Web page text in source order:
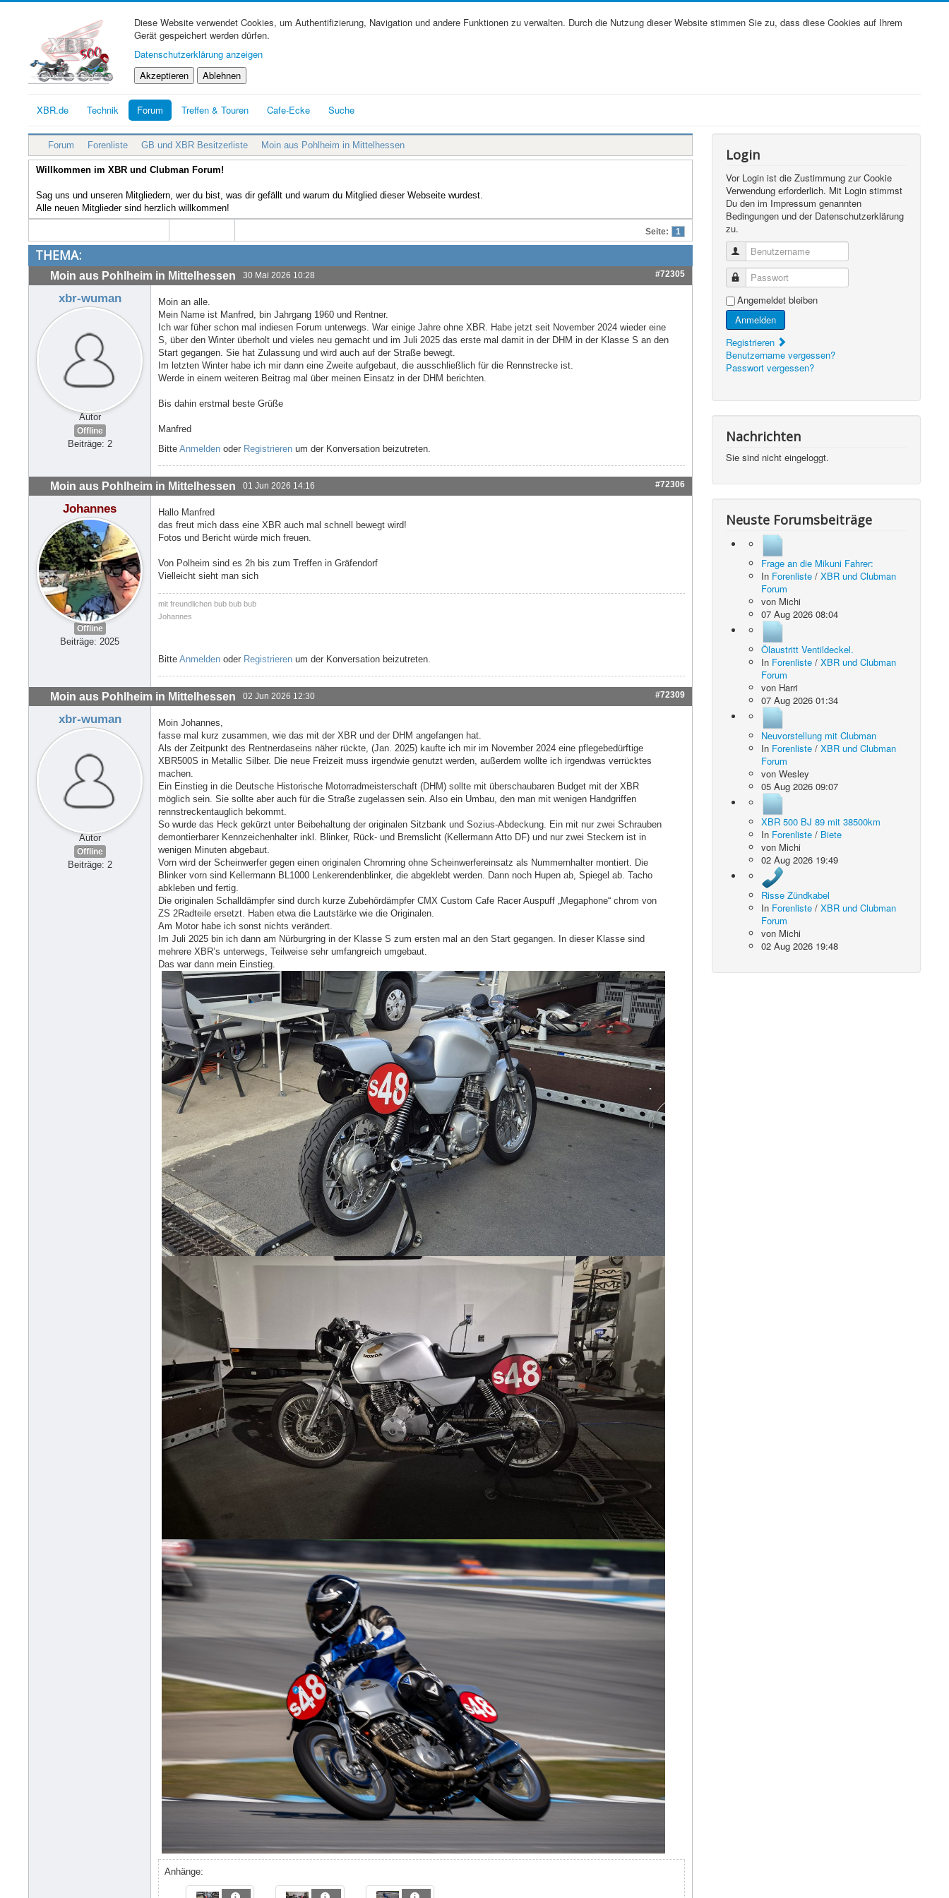
Diese Website verwendet Cookies, um Authentifizierung, Navigation und andere Funktionen zu verwalten. Durch die Nutzung dieser Website stimmen Sie zu, dass diese Cookies auf Ihrem
Gerät gespeichert werden dürfen.
Datenschutzerklärung anzeigen
Akzeptieren
Ablehnen
XBR.de Technik Forum Treffen & Touren Cafe-Ecke Suche
Forum Forenliste GB und XBR Besitzerliste Moin aus Pohlheim in Mittelhessen
Willkommen im XBR und Clubman Forum!
Sag uns und unseren Mitgliedern, wer du bist, was dir gefällt und warum du Mitglied dieser Webseite wurdest.
Alle neuen Mitglieder sind herzlich willkommen!
Seite: 1
THEMA:
Moin aus Pohlheim in Mittelhessen 30 Mai 2026 10:28 #72305
xbr-wuman
Autor
Offline
Beiträge: 2
Moin an alle.
Mein Name ist Manfred, bin Jahrgang 1960 und Rentner.
Ich war füher schon mal indiesen Forum unterwegs. War einige Jahre ohne XBR. Habe jetzt seit November 2024 wieder eine
S, über den Winter überholt und vieles neu gemacht und im Juli 2025 das erste mal damit in der DHM in der Klasse S an den
Start gegangen. Sie hat Zulassung und wird auch auf der Straße bewegt.
Im letzten Winter habe ich mir dann eine Zweite aufgebaut, die ausschließlich für die Rennstrecke ist.
Werde in einem weiteren Beitrag mal über meinen Einsatz in der DHM berichten.
Bis dahin erstmal beste Grüße
Manfred
Bitte Anmelden oder Registrieren um der Konversation beizutreten.
Moin aus Pohlheim in Mittelhessen 01 Jun 2026 14:16 #72306
Johannes
Offline
Beiträge: 2025
Hallo Manfred
das freut mich dass eine XBR auch mal schnell bewegt wird!
Fotos und Bericht würde mich freuen.
Von Polheim sind es 2h bis zum Treffen in Gräfendorf
Vielleicht sieht man sich
mit freundlichen bub bub bub
Johannes
Bitte Anmelden oder Registrieren um der Konversation beizutreten.
Moin aus Pohlheim in Mittelhessen 02 Jun 2026 12:30 #72309
xbr-wuman
Autor
Offline
Beiträge: 2
Moin Johannes,
fasse mal kurz zusammen, wie das mit der XBR und der DHM angefangen hat.
Als der Zeitpunkt des Rentnerdaseins näher rückte, (Jan. 2025) kaufte ich mir im November 2024 eine pflegebedürftige
XBR500S in Metallic Silber. Die neue Freizeit muss irgendwie genutzt werden, außerdem wollte ich irgendwas verrücktes
machen.
Ein Einstieg in die Deutsche Historische Motorradmeisterschaft (DHM) sollte mit überschaubaren Budget mit der XBR
möglich sein. Sie sollte aber auch für die Straße zugelassen sein. Also ein Umbau, den man mit wenigen Handgriffen
rennstreckentauglich bekommt.
So wurde das Heck gekürzt unter Beibehaltung der originalen Sitzbank und Sozius-Abdeckung. Ein mit nur zwei Schrauben
demontierbarer Kennzeichenhalter inkl. Blinker, Rück- und Bremslicht (Kellermann Atto DF) und nur zwei Steckern ist in
wenigen Minuten abgebaut.
Vorn wird der Scheinwerfer gegen einen originalen Chromring ohne Scheinwerfereinsatz als Nummernhalter montiert. Die
Blinker vorn sind Kellermann BL1000 Lenkerendenblinker, die abgeklebt werden. Dann noch Hupen ab, Spiegel ab. Tacho
abkleben und fertig.
Die originalen Schalldämpfer sind durch kurze Zubehördämpfer CMX Custom Cafe Racer Auspuff „Megaphone“ chrom von
ZS 2Radteile ersetzt. Haben etwa die Lautstärke wie die Originalen.
Am Motor habe ich sonst nichts verändert.
Im Juli 2025 bin ich dann am Nürburgring in der Klasse S zum ersten mal an den Start gegangen. In dieser Klasse sind
mehrere XBR’s unterwegs, Teilweise sehr umfangreich umgebaut.
Das war dann mein Einstieg.
Anhänge:
Login
Vor Login ist die Zustimmung zur Cookie
Verwendung erforderlich. Mit Login stimmst
Du den im Impressum genannten
Bedingungen und der Datenschutzerklärung
zu.
Benutzername
Passwort
Angemeldet bleiben
Anmelden
Registrieren
Benutzername vergessen?
Passwort vergessen?
Nachrichten
Sie sind nicht eingeloggt.
Neuste Forumsbeiträge
Frage an die Mikuni Fahrer:
In Forenliste /XBR und Clubman
Forum
von Michi
07 Aug 2026 08:04
Ölaustritt Ventildeckel.
In Forenliste /XBR und Clubman
Forum
von Harri
07 Aug 2026 01:34
Neuvorstellung mit Clubman
In Forenliste /XBR und Clubman
Forum
vonWesley
05 Aug 2026 09:07
XBR 500 BJ 89 mit 38500km
In Forenliste / Biete
von Michi
02 Aug 2026 19:49
Risse Zündkabel
In Forenliste /XBR und Clubman
Forum
von Michi
02 Aug 2026 19:48